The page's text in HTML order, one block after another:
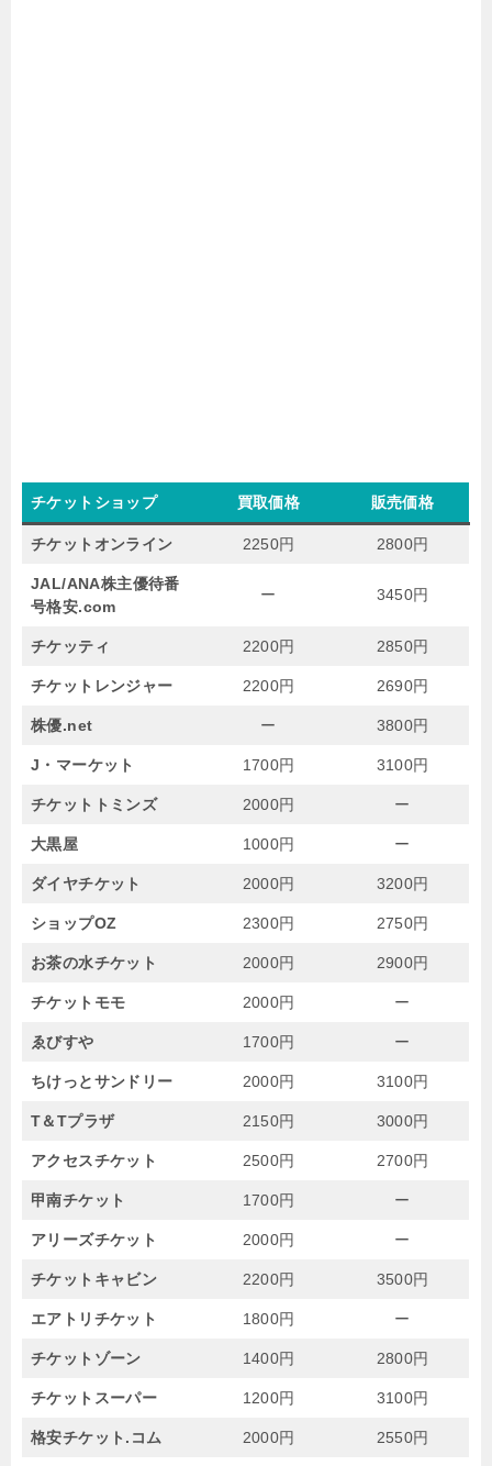
チケットショップ 買取価格 販売価格
チケットオンライン 2250円 2800円
JAL/ANA株主優待番
号格安.com
ー 3450円
チケッティ 2200円 2850円
チケットレンジャー 2200円 2690円
株優.net ー 3800円
J・マーケット 1700円 3100円
チケットトミンズ 2000円 ー
大黒屋 1000円 ー
ダイヤチケット 2000円 3200円
ショップOZ 2300円 2750円
お茶の水チケット 2000円 2900円
チケットモモ 2000円 ー
ゑびすや 1700円 ー
ちけっとサンドリー 2000円 3100円
T＆Tプラザ 2150円 3000円
アクセスチケット 2500円 2700円
甲南チケット 1700円 ー
アリーズチケット 2000円 ー
チケットキャビン 2200円 3500円
エアトリチケット 1800円 ー
チケットゾーン 1400円 2800円
チケットスーパー 1200円 3100円
格安チケット.コム 2000円 2550円